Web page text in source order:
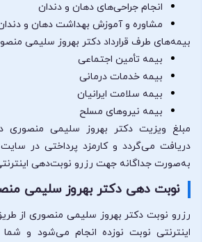
انجام جراحی‌های دهان و دندان
مشاوره و آموزش بهداشت دهان و
بیمه‌های طرف قرارداد دکتر بهروز سلیمی
بیمه تأمین اجتماعی
بیمه خدمات درمانی
بیمه سلامت ایرانیان
بیمه نیروهای مسلح
مبلغ ویزیت دکتر بهروز سلیمی
دریافت می‌گردد و کارمزد پرداختی در
به‌صورت جداگانه جهت رزرو نوبت‌دهی
نوبت دهی دکتر بهروز سلیمی
رزرو نوبت دکتر بهروز سلیمی منصوری از
اینترنتی نوبت نوزده انجام می‌شود و